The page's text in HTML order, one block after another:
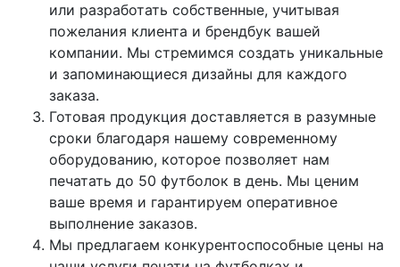
или разработать собственные, учитывая
пожелания клиента и брендбук вашей
компании. Мы стремимся создать уникальные
и запоминающиеся дизайны для каждого
заказа.
Готовая продукция доставляется в разумные
сроки благодаря нашему современному
оборудованию, которое позволяет нам
печатать до 50 футболок в день. Мы ценим
ваше время и гарантируем оперативное
выполнение заказов.
Мы предлагаем конкурентоспособные цены на